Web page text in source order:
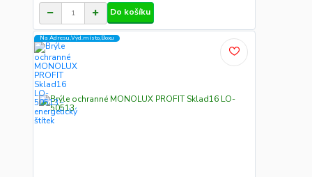
Do košíku
Na Adresu,Výd.místo,Boxu